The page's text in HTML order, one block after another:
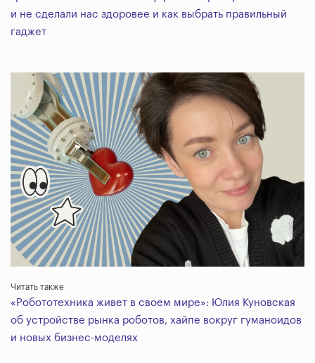
и не сделали нас здоровее и как выбрать правильный
гаджет
Читать также
«Робототехника живет в своем мире»: Юлия Куновская
об устройстве рынка роботов, хайпе вокруг гуманоидов
и новых бизнес-моделях